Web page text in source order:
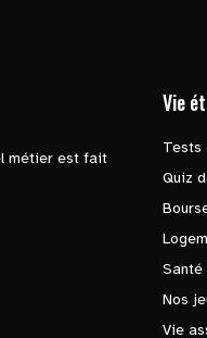
métier est fait
Vie
Tests
Quiz
Santé
Nos
Vie